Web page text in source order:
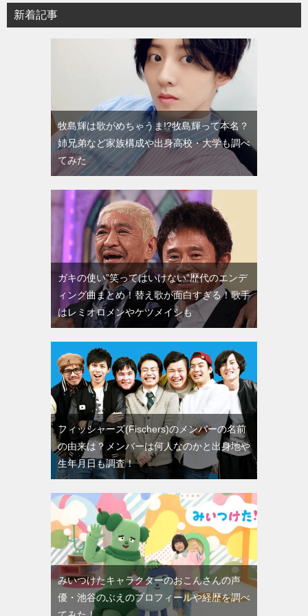
新着記事
牧島輝は歌がめちゃうま!?牧島輝って本名？
姉兄弟など家族構成や出身高校・大学も調べ
てみた
ガキの使い”笑ってはいけない”歴代のエンデ
ィング曲まとめ！替え歌が面白すぎる！歌手
はレミオロメンやケツメイシも
フィッシャーズ(Fischers)のメンバーの名前
の由来は？メンバーは何人なのかと出身地や
生年月日も調査！
みいつけたキャラクターのおこんさんの声
優・池谷のぶえのプロフィールや経歴を調べ